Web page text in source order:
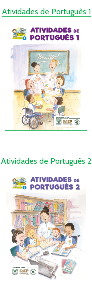
Atividades de Português 1
Atividades de Português 2